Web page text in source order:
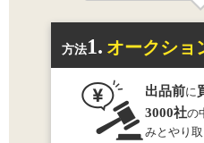
方法1. オークショ
出品前に
3000社の
みとやり取